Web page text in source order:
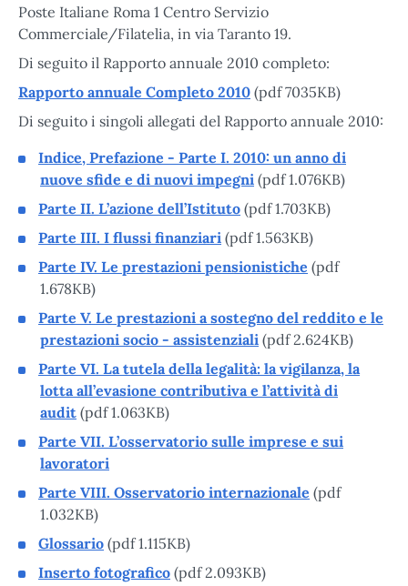
Poste Italiane Roma 1 Centro Servizio
Commerciale/Filatelia, in via Taranto 19.
Di seguito il Rapporto annuale 2010 completo:
Rapporto annuale Completo 2010 (pdf 7035KB)
Di seguito i singoli allegati del Rapporto annuale 2010:
Indice, Prefazione - Parte I. 2010: un anno di
nuove sfide e di nuovi impegni (pdf 1.076KB)
Parte II. L’azione dell’Istituto (pdf 1.703KB)
Parte III. I flussi finanziari (pdf 1.563KB)
Parte IV. Le prestazioni pensionistiche (pdf
1.678KB)
Parte V. Le prestazioni a sostegno del reddito e le
prestazioni socio - assistenziali (pdf 2.624KB)
Parte VI. La tutela della legalità: la vigilanza, la
lotta all’evasione contributiva e l’attività di
audit (pdf 1.063KB)
Parte VII. L’osservatorio sulle imprese e sui
lavoratori
Parte VIII. Osservatorio internazionale (pdf
1.032KB)
Glossario (pdf 1.115KB)
Inserto fotografico (pdf 2.093KB)